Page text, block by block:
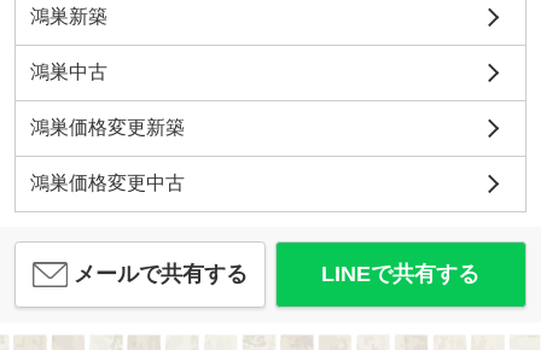
鴻巣新築
鴻巣中古
鴻巣価格変更新築
鴻巣価格変更中古
メールで共有する LINEで共有する